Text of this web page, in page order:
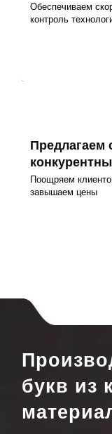
Обеспечиваем
контроль
Предлагаем
Поощряем
завышаем цены
букв из